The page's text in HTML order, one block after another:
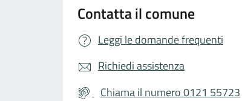
Contatta il comune
Leggi le domande frequenti
Richiedi assistenza
Chiama il numero 0121 55723